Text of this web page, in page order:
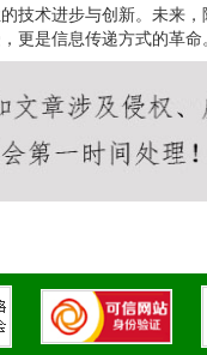
技术进步与创新。未来
更是信息传递方式的革命。